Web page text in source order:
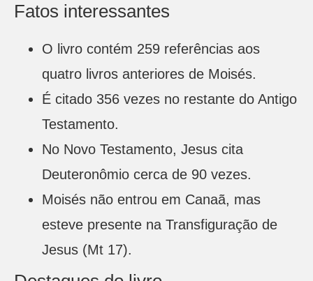
Fatos interessantes
O livro contém 259 referências aos
quatro livros anteriores de Moisés.
É citado 356 vezes no restante do Antigo
Testamento.
No Novo Testamento, Jesus cita
Deuteronômio cerca de 90 vezes.
Moisés não entrou em Canaã, mas
esteve presente na Transfiguração de
Jesus (Mt 17).